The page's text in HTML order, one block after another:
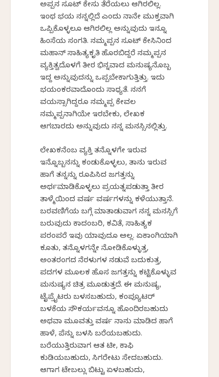
ಅಪ್ಪನ ಸೂಟ್ ಕೇಸು ತೆರೆಯಲು ಆಗಿರಲಿಲ್ಲ.
ಇಂಥ ಭಯ ನನ್ನಲ್ಲಿದೆ ಎಂದು ನಾನೇ ಮುಕ್ತವಾಗಿ
ಒಪ್ಪಿಕೊಳ್ಳಲೂ ಆಗಿರಲಿಲ್ಲ ಅನ್ನುವುದು ಇನ್ನೂ
ಹಿಂಸೆಯ ಸಂಗತಿ. ನಮ್ಮಪ್ಪನ ಸೂಟ್ ಕೇಸಿನಿಂದ
ಮಹಾನ್ ಸಾಹಿತ್ಯಕೃತಿ ಹೊರಬಿದ್ದರೆ ನಮ್ಮಪ್ಪನ
ವ್ಯಕ್ತಿತ್ವದೊಳಗೆ ತೀರ ಭಿನ್ನವಾದ ಮನುಷ್ಯನೊಬ್ಬ
ಇದ್ದ ಅನ್ನುವುದನ್ನು ಒಪ್ಪಬೇಕಾಗುತ್ತಿತ್ತು. ಇದು
ಭಯಂಕರವಾದೊಂದು ಸಾಧ್ಯತೆ. ನನಗೆ
ವಯಸ್ಸಾಗಿದ್ದರೂ ನಮ್ಮಪ್ಪ ಕೇವಲ
ನಮ್ಮಪ್ಪನಾಗಿಯೇ ಇರಬೇಕು, ಲೇಖಕ
ಆಗಬಾರದು ಅನ್ನುವುದು ನನ್ನ ಮನಸ್ಸಿನಲ್ಲಿತ್ತು.
ಲೇಖಕನೆಂಬ ವ್ಯಕ್ತಿ ತನ್ನೊಳಗೇ ಇರುವ
ಇನ್ನೊಬ್ಬನನ್ನು ಕಂಡುಕೊಳ್ಳಲು, ತಾನು ಇರುವ
ಹಾಗೆ ತನ್ನನ್ನು ರೂಪಿಸಿದ ಜಗತ್ತನ್ನು
ಅರ್ಥಮಾಡಿಕೊಳ್ಳಲು ಪ್ರಯತ್ನಪಡುತ್ತಾ ತೀರ
ತಾಳ್ಮೆಯಿಂದ ವರ್ಷ ವರ್ಷಗಳನ್ನು ಕಳೆಯುತ್ತಾನೆ.
ಬರವಣಿಗೆಯ ಬಗ್ಗೆ ಮಾತಾಡುವಾಗ ನನ್ನ ಮನಸ್ಸಿಗೆ
ಬರುವುದು ಕಾದಂಬರಿ, ಕವಿತೆ, ಸಾಹಿತ್ಯಕ
ಪರಂಪರೆ ಇವು ಯಾವುದೂ ಅಲ್ಲ. ಏಕಾಂಗಿಯಾಗಿ
ಕೂತು, ತನ್ನೊಳಗನ್ನೇ ನೋಡಿಕೊಳ್ಳುತ್ತ,
ಅಂತರಂಗದ ನೆರಳುಗಳ ನಡುವೆ ಬದುಕುತ್ತ,
ಪದಗಳ ಮೂಲಕ ಹೊಸ ಜಗತ್ತನ್ನು ಕಟ್ಟಿಕೊಳ್ಳುವ
ಮನುಷ್ಯನ ಚಿತ್ರ ಮೂಡುತ್ತದೆ. ಈ ಮನುಷ್ಯ,
ಟೈಪ್ರೈಟರು ಬಳಸಬಹುದು, ಕಂಪ್ಯೂಟರ್
ಬಳಕೆಯ ಸೌಕರ್ಯವನ್ನೂ ಹೊಂದಿರಬಹುದು
ಅಥವಾ ಮೂವತ್ತು ವರ್ಷ ನಾನು ಮಾಡಿದ ಹಾಗೆ
ಹಾಳೆ, ಪೆನ್ನು ಬಳಸಿ ಬರೆಯಬಹುದು.
ಬರೆಯುತ್ತಿರುವಾಗ ಆತ ಟೀ, ಕಾಫಿ
ಕುಡಿಯಬಹುದು, ಸಿಗರೇಟು ಸೇದಬಹುದು.
ಆಗಾಗ ಟೇಬಲ್ಲು ಬಿಟ್ಟು ಏಳಬಹುದು,